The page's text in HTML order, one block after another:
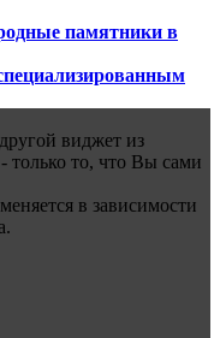
памятники в
виджет из
то, что Вы сами
в зависимости